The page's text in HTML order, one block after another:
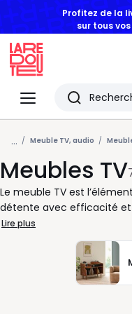
BONS PLANS |
Menu
Redoute
Rechercher
Les
derniers
articles
consultés
... Meuble TV, audio
Meubles TV
Le meuble TV est
détente avec efficacité et
organiser vos
goût. Que vous préfériez
en bois massif ou une
chaque meuble a son
Pensé pour simplifier le
Lire plus